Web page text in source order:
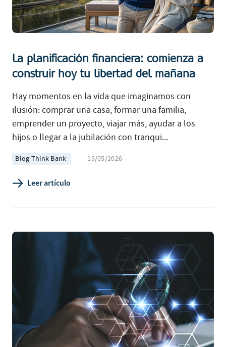
La planificación financiera: comienza a
construir hoy tu libertad del mañana
Hay momentos en la vida que imaginamos con
ilusión: comprar una casa, formar una familia,
emprender un proyecto, viajar más, ayudar a los
hijos o llegar a la jubilación con tranqui...
Blog Think Bank 19/05/2026
Leer artículo